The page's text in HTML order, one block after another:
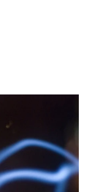
teilen